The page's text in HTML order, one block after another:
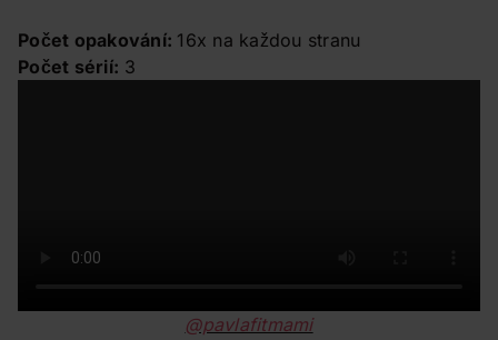
Počet opakování: 16x na každou stranu
Počet sérií: 3
@pavlafitmami